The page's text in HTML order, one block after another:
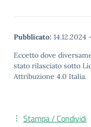
Pubblicato: 14.12.2024 -
Eccetto dove
stato rilasciato sotto
Attribuzione 4.0 Italia.
Stampa / Condividi